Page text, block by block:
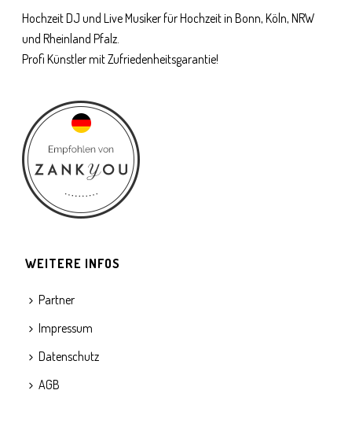
Hochzeit DJ und Live Musiker für Hochzeit in Bonn, Köln, NRW
und Rheinland Pfalz.
Profi Künstler mit Zufriedenheitsgarantie!
WEITERE INFOS
Partner
Impressum
Datenschutz
AGB